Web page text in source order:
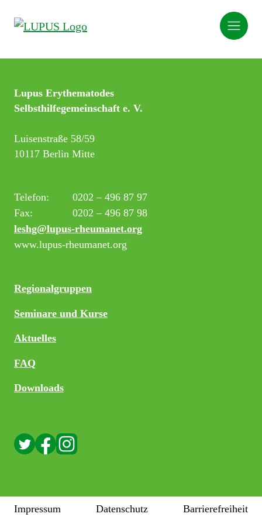
Lupus Erythematodes
Selbsthilfegemeinschaft e. V.
Luisenstraße 58/59
10117 Berlin Mitte
Telefon:
0202 – 496 87 97
Fax:
0202 – 496 87 98
leshg@lupus-rheumanet.org
www.lupus-rheumanet.org
Regionalgruppen
Seminare und Kurse
Aktuelles
FAQ
Downloads
Impressum Datenschutz
Barrierefreiheit